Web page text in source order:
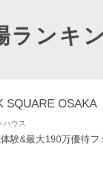
ランキ
ハウス
験&最大190万優待フ